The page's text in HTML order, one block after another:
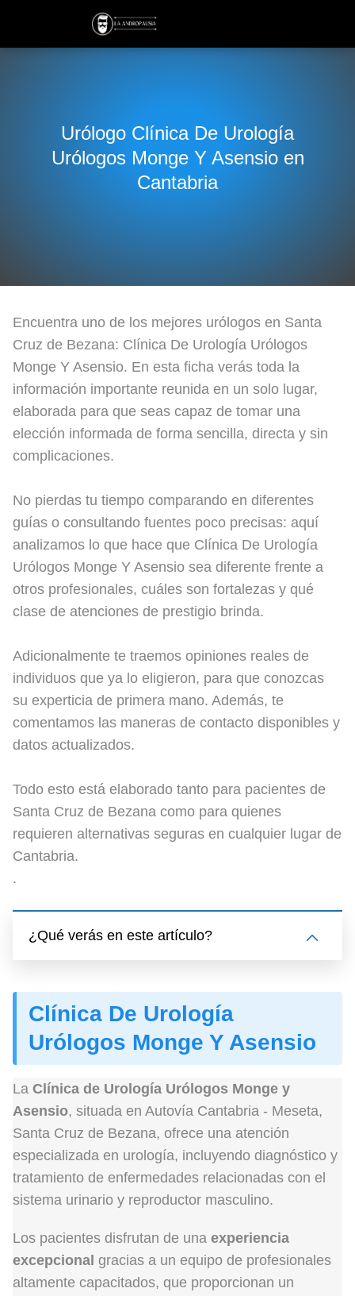
Urólogo Clínica De Urología
Urólogos Monge Y Asensio en
Cantabria
Encuentra uno de los mejores urólogos en Santa
Cruz de Bezana: Clínica De Urología Urólogos
Monge Y Asensio. En esta ficha verás toda la
información importante reunida en un solo lugar,
elaborada para que seas capaz de tomar una
elección informada de forma sencilla, directa y sin
complicaciones.
No pierdas tu tiempo comparando en diferentes
guías o consultando fuentes poco precisas: aquí
analizamos lo que hace que Clínica De Urología
Urólogos Monge Y Asensio sea diferente frente a
otros profesionales, cuáles son fortalezas y qué
clase de atenciones de prestigio brinda.
Adicionalmente te traemos opiniones reales de
individuos que ya lo eligieron, para que conozcas
su experticia de primera mano. Además, te
comentamos las maneras de contacto disponibles y
datos actualizados.
Todo esto está elaborado tanto para pacientes de
Santa Cruz de Bezana como para quienes
requieren alternativas seguras en cualquier lugar de
Cantabria.
.
¿Qué verás en este artículo?
Clínica De Urología
Urólogos Monge Y Asensio
La Clínica de Urología Urólogos Monge y
Asensio, situada en Autovía Cantabria - Meseta,
Santa Cruz de Bezana, ofrece una atención
especializada en urología, incluyendo diagnóstico y
tratamiento de enfermedades relacionadas con el
sistema urinario y reproductor masculino.
Los pacientes disfrutan de una experiencia
excepcional gracias a un equipo de profesionales
altamente capacitados, que proporcionan un